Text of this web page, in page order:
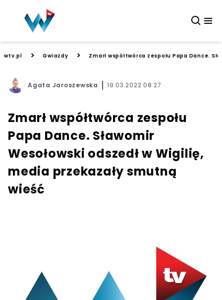
wtv.pl > Gwiazdy > Zmarł współtwórca zespołu Papa Dance.
Agata Jaroszewska 19.03.2022 08:27
Zmarł współtwórca zespołu
Papa Dance. Sławomir
Wesołowski odszedł w Wigilię,
media przekazały smutną
wieść